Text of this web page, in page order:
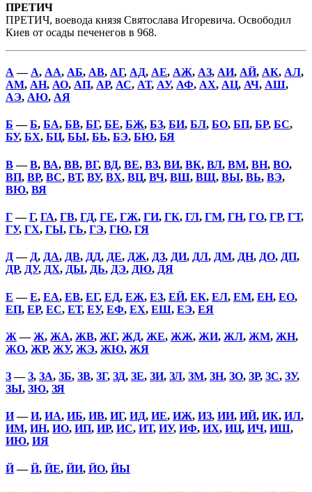
ПРЕТИЧ
ПРЕТИЧ, воевода князя Святослава Игоревича. Освободил
Киев от осады печенегов в 968.
А — А, АА, АБ, АВ, АГ, АД, АЕ, АЖ, АЗ, АИ, АЙ, АК, АЛ,
АМ, АН, АО, АП, АР, АС, АТ, АУ, АФ, АХ, АЦ, АЧ, АШ,
АЭ, АЮ, АЯ
Б —Б, БА, БВ, БГ, БЕ, БЖ, БЗ, БИ, БЛ, БО, БП, БР, БС,
БУ, БХ, БЦ, БЫ, БЬ, БЭ, БЮ, БЯ
В—В, ВА, ВВ, ВГ, ВД, ВЕ, ВЗ, ВИ, ВК, ВЛ, ВМ, ВН, ВО,
ВП, ВР, ВС, ВТ, ВУ, ВХ, ВЦ, ВЧ, ВШ, ВЩ, ВЫ, ВЬ, ВЭ,
ВЮ, ВЯ
Г—Г, ГА, ГВ, ГД, ГЕ, ГЖ, ГИ, ГК, ГЛ, ГМ, ГН, ГО, ГР, ГТ,
ГУ, ГХ, ГЫ, ГЬ, ГЭ, ГЮ, ГЯ
Д— Д, ДА, ДВ, ДД, ДЕ, ДЖ, ДЗ, ДИ, ДЛ, ДМ, ДН, ДО, ДП,
ДР, ДУ, ДХ, ДЫ, ДЬ, ДЭ, ДЮ, ДЯ
Е —Е, ЕА, ЕВ, ЕГ, ЕД, ЕЖ, ЕЗ, ЕЙ, ЕК, ЕЛ, ЕМ, ЕН, ЕО,
ЕП, ЕР, ЕС, ЕТ, ЕУ, ЕФ, ЕХ, ЕШ, ЕЭ, ЕЯ
Ж —Ж, ЖА, ЖВ, ЖГ, ЖД, ЖЕ, ЖЖ, ЖИ, ЖЛ, ЖМ, ЖН,
ЖО, ЖР, ЖУ, ЖЭ, ЖЮ, ЖЯ
З—З, ЗА, ЗБ, ЗВ, ЗГ, ЗД, ЗЕ, ЗИ, ЗЛ, ЗМ, ЗН, ЗО, ЗР, ЗС, ЗУ,
ЗЫ, ЗЮ, ЗЯ
И—И, ИА, ИБ, ИВ, ИГ, ИД, ИЕ, ИЖ, ИЗ, ИИ, ИЙ, ИК, ИЛ,
ИМ, ИН, ИО, ИП, ИР, ИС, ИТ, ИУ, ИФ, ИХ, ИЦ, ИЧ, ИШ,
ИЮ, ИЯ
Й—Й, ЙЕ, ЙИ, ЙО, ЙЫ